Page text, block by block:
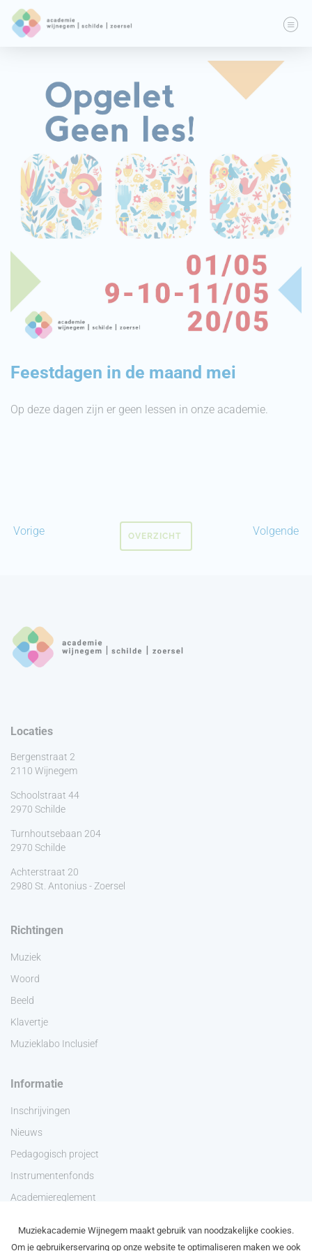
Feestdagen in de maand mei
Op deze dagen zijn er geen lessen in onze academie.
Vorige Volgende
OVERZICHT
Locaties
Bergenstraat 2
2110 Wijnegem
Schoolstraat 44
2970 Schilde
Turnhoutsebaan 204
2970 Schilde
Achterstraat 20
2980 St. Antonius - Zoersel
Richtingen
Muziek
Woord
Beeld
Klavertje
Muzieklabo Inclusief
Informatie
Inschrijvingen
Nieuws
Pedagogisch project
Instrumentenfonds
Academiereglement
Contact
Muziekacademie Wijnegem maakt gebruik van noodzakelijke cookies.
Om je gebruikerservaring op onze website te optimaliseren maken we ook